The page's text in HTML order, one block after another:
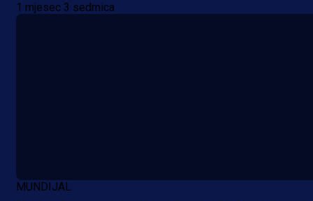
A Selekcija
1 mjesec 3 sedmica
MUNDIJAL